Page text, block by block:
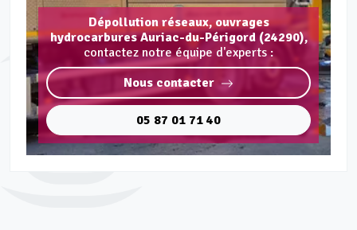
Dépollution réseaux, ouvrages
hydrocarbures Auriac-du-Périgord (24290),
contactez notre équipe d'experts :
Nous contacter
05 87 01 71 40